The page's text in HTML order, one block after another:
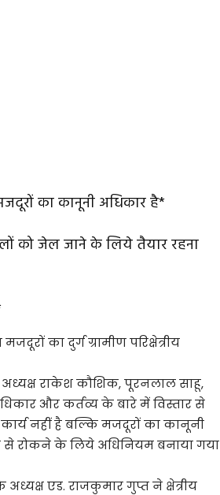
का कानूनी अधिकार है*
को जेल जाने के लिये तैयार रहना
का दुर्ग ग्रामीण परिक्षेत्रीय
राकेश कौशिक, पूरनलाल साहू,
और कर्तव्य के बारे में विस्तार से
नहीं है बल्कि मजदूरों का कानूनी
रोकने के लिये अधिनियम बनाया गया
एड. राजकुमार गुप्त ने क्षेत्रीय